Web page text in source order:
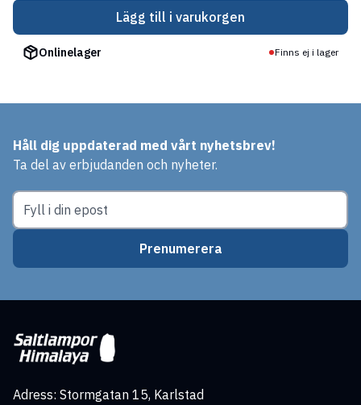
Lägg till i varukorgen
Onlinelager Finns ej i lager
Håll dig uppdaterad med vårt nyhetsbrev!
Ta del av erbjudanden och nyheter.
Prenumerera
Adress: Stormgatan 15, Karlstad